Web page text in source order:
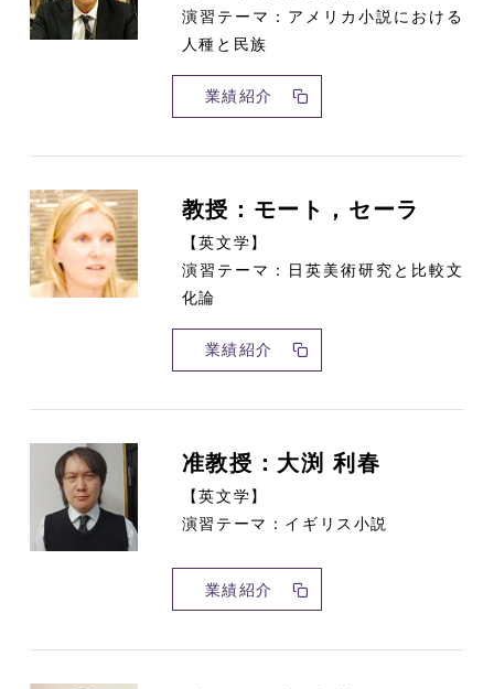
演習テーマ：アメリカ小説における
人種と民族
業績紹介
教授：モート，セーラ
【英文学】
演習テーマ：日英美術研究と比較文
化論
業績紹介
准教授：大渕 利春
【英文学】
演習テーマ：イギリス小説
業績紹介